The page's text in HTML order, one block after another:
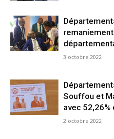
3 octobre 2022
Souffou et
avec 52,26%
2 octobre 2022